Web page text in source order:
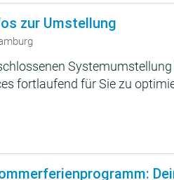
zur Umstellung
fortlaufend für Sie zu